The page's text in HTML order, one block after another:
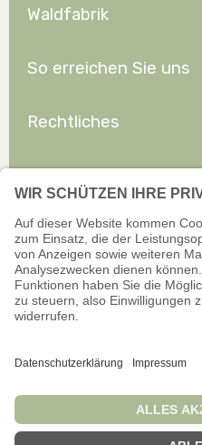
Waldfabrik
So erreichen Sie uns
Rechtliches
Offizieller Onlineshop für
Wir sind stets bemüht, aktuelle